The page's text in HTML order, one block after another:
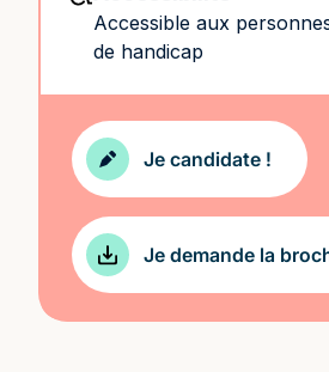
Accessible aux
de handicap
Je candidate !
Je demande la